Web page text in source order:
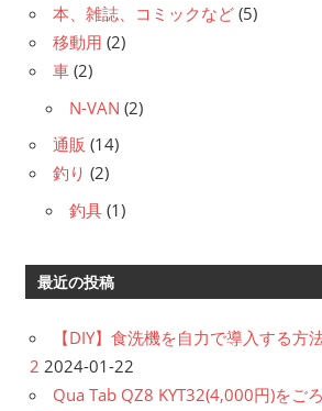
本、雑誌、コミックなど (5)
移動用 (2)
車 (2)
N-VAN (2)
通販 (14)
釣り (2)
釣具 (1)
最近の投稿
【DIY】食洗機を自力で導入する方
2 2024-01-22
Qua Tab QZ8 KYT32(4,000円)をご